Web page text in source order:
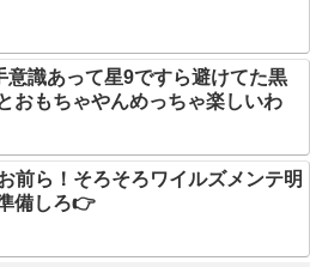
意識あって星9ですら避けてた黒
おもちゃやんめっちゃ楽しいわ
前ら！そろそろワイルズメンテ明
備しろ👉